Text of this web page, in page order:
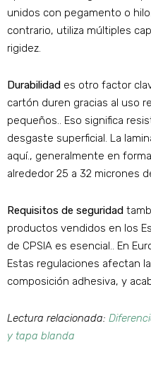
unidos con pegamento o
contrario, utiliza múltiples
rigidez.
Durabilidad es otro factor
cartón duren gracias al uso
pequeños.. Eso significa
desgaste superficial. La
aquí., generalmente en
alrededor 25 a 32 micrones
Requisitos de seguridad
productos vendidos en los
de CPSIA es esencial.. En
Estas regulaciones afectan
composición adhesiva, y
Lectura relacionada:
y tapa blanda